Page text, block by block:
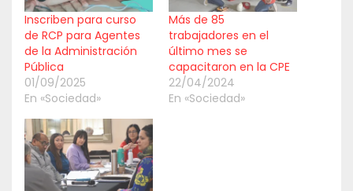
Inscriben para curso
de RCP para Agentes
de la Administración
Pública
01/09/2025
En «Sociedad»
Más de 85
trabajadores en el
último mes se
capacitaron en la CPE
22/04/2024
En «Sociedad»